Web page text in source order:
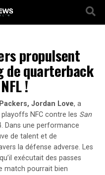
propulsent
de quarterback
!
Jordan Love, a
NFC contre les San
Dans une performance
de talent et de
la défense adverse. Les
exécutait des passes
match pourrait bien